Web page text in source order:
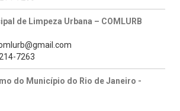
de Limpeza Urbana – COMLURB
7263
do Município do Rio de Janeiro -